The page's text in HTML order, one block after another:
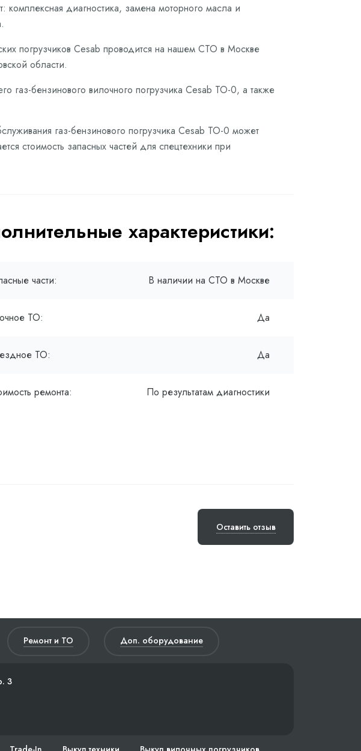
комплексная диагностика, замена моторного масла и
погрузчиков Cesab проводится на нашем СТО в Москве
области.
газ-бензинового вилочного погрузчика Cesab ТО-0, а также
газ-бензинового погрузчика Cesab ТО-0 может
стоимость запасных частей для спецтехники при
характеристики:
части: В наличии на СТО в Москве
ТО: Да
ТО: Да
ремонта: По результатам диагностики
Оставить отзыв
Ремонт и ТО Доп. оборудование
3